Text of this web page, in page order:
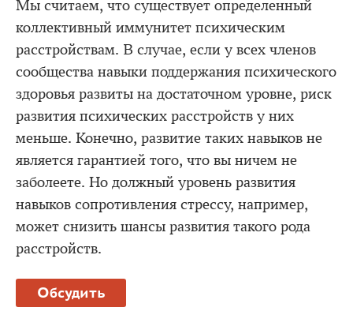
Мы считаем, что существует определенный
коллективный иммунитет психическим
расстройствам. В случае, если у всех членов
сообщества навыки поддержания психического
здоровья развиты на достаточном уровне, риск
развития психических расстройств у них
меньше. Конечно, развитие таких навыков не
является гарантией того, что вы ничем не
заболеете. Но должный уровень развития
навыков сопротивления стрессу, например,
может снизить шансы развития такого рода
расстройств.
Обсудить